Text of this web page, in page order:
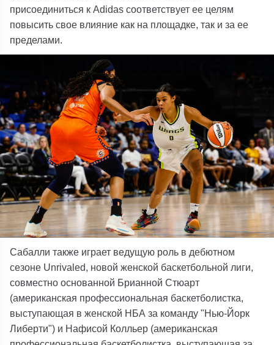
присоединиться к Adidas соответствует ее целям
повысить свое влияние как на площадке, так и за ее
пределами.
Сабалли также играет ведущую роль в дебютном
сезоне Unrivaled, новой женской баскетбольной лиги,
совместно основанной Брианной Стюарт
(американская профессиональная баскетболистка,
выступающая в женской НБА за команду "Нью-Йорк
Либерти") и Нафисой Колльер (американская